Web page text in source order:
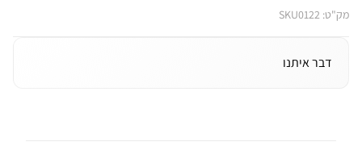
מק"ט: SKU0122
דבר איתנו